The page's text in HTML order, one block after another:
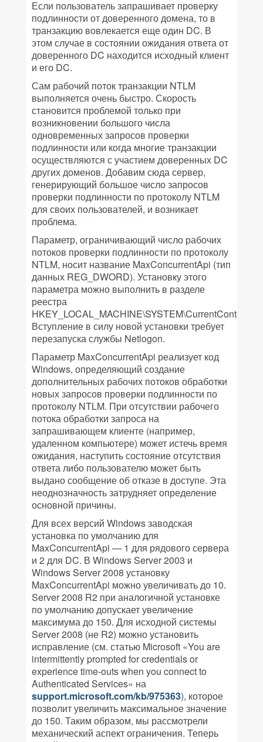
Если пользователь запрашивает проверку
подлинности от доверенного домена, то в
транзакцию вовлекается еще один DC. В
этом случае в состоянии ожидания ответа от
доверенного DC находится исходный клиент
и его DC.
Сам рабочий поток транзакции NTLM
выполняется очень быстро. Скорость
становится проблемой только при
возникновении большого числа
одновременных запросов проверки
подлинности или когда многие транзакции
осуществляются с участием доверенных DC
других доменов. Добавим сюда сервер,
генерирующий большое число запросов
проверки подлинности по протоколу NTLM
для своих пользователей, и возникает
проблема.
Параметр, ограничивающий число рабочих
потоков проверки подлинности по протоколу
NTLM, носит название MaxConcurrentApi (тип
данных REG_DWORD). Установку этого
параметра можно выполнить в разделе
реестра
Вступление в силу новой установки требует
перезапуска службы Netlogon.
Параметр MaxConcurrentApi реализует код
Windows, определяющий создание
дополнительных рабочих потоков обработки
новых запросов проверки подлинности по
протоколу NTLM. При отсутствии рабочего
потока обработки запроса на
запрашивающем клиенте (например,
удаленном компьютере) может истечь время
ожидания, наступить состояние отсутствия
ответа либо пользователю может быть
выдано сообщение об отказе в доступе. Эта
неоднозначность затрудняет определение
основной причины.
Для всех версий Windows заводская
установка по умолчанию для
MaxConcurrentApi — 1 для рядового сервера
и 2 для DC. В Windows Server 2003 и
Windows Server 2008 установку
MaxConcurrentApi можно увеличивать до 10.
Server 2008 R2 при аналогичной установке
по умолчанию допускает увеличение
максимума до 150. Для исходной системы
Server 2008 (не R2) можно установить
исправление (см. статью Microsoft «You are
intermittently prompted for credentials or
experience time-outs when you connect to
Authenticated Services» на
support.microsoft.com/kb/975363), которое
позволит увеличить максимальное значение
до 150. Таким образом, мы рассмотрели
механический аспект ограничения. Теперь